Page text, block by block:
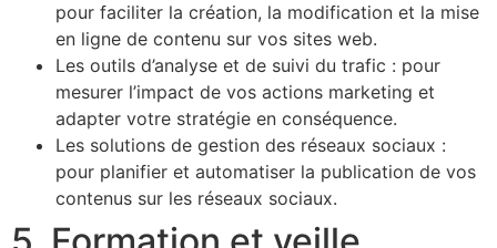
pour faciliter la création, la modification et la mise
en ligne de contenu sur vos sites web.
Les outils d’analyse et de suivi du trafic : pour
mesurer l’impact de vos actions marketing et
adapter votre stratégie en conséquence.
Les solutions de gestion des réseaux sociaux :
pour planifier et automatiser la publication de vos
contenus sur les réseaux sociaux.